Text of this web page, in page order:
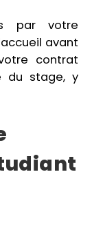
par votre
avant
contrat
du stage, y